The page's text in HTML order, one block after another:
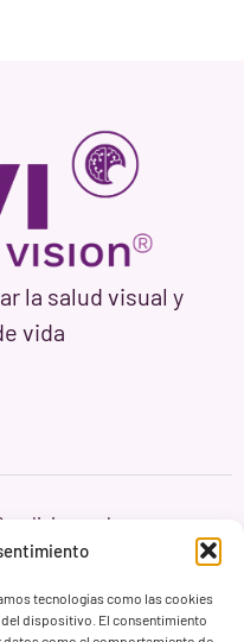
tecnologías como las cookies
del dispositivo. El consentimiento
la salud visual y
vida
de uso